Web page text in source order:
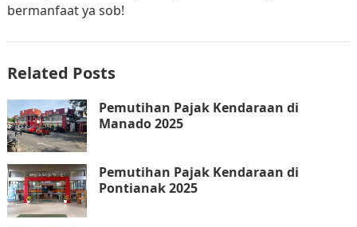
bermanfaat ya sob!
Related Posts
Pemutihan Pajak Kendaraan di
Manado 2025
Pemutihan Pajak Kendaraan di
Pontianak 2025